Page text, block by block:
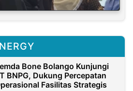
Bone Bolango Kunjungi
BNPG, Dukung Percepatan
Fasilitas Strategis